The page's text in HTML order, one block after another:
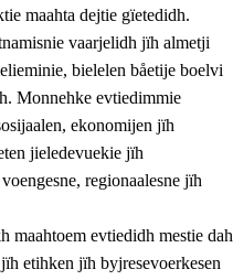
skearkagimmien prinsihph
maahta dejtie gïetedidh.
vaarjelidh jïh almetji
bielelen båetije boelvi
Monnehke evtiedimmie
ekonomijen jïh
jieledevuekie jïh
regionaalesne jïh
maahtoem evtiedidh mestie dah
etihken jïh byjresevoerkesen